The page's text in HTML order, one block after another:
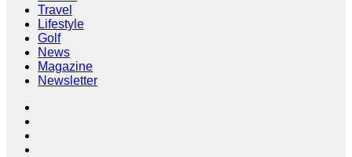
Travel
Lifestyle
Golf
News
Magazine
Newsletter